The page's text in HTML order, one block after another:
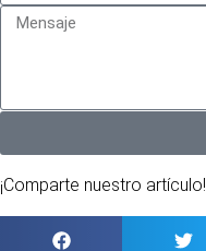
¡Comparte nuestro artículo!